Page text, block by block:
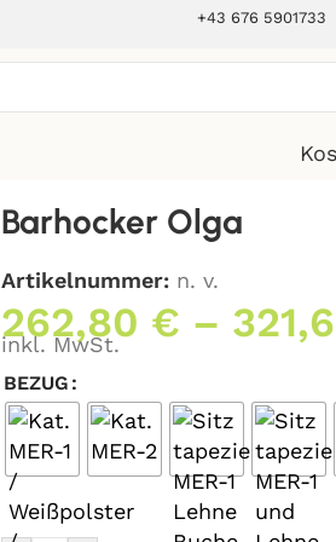
+43 676 5901733
Barhocker Olga
Artikelnummer: n. v.
262,80 € –
inkl. MwSt.
BEZUG